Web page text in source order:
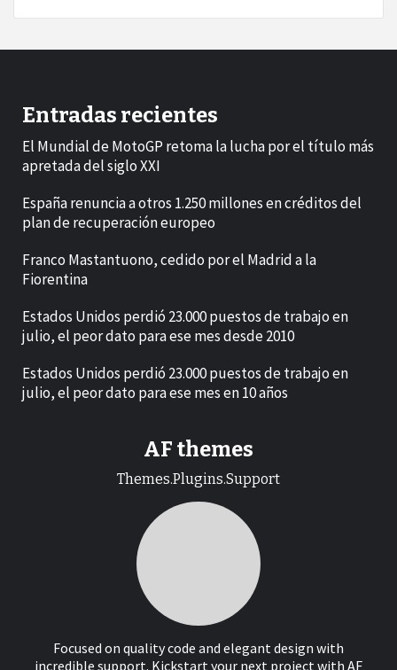
Entradas recientes
El Mundial de MotoGP retoma la lucha por el título más
apretada del siglo XXI
España renuncia a otros 1.250 millones en créditos del
plan de recuperación europeo
Franco Mastantuono, cedido por el Madrid a la
Fiorentina
Estados Unidos perdió 23.000 puestos de trabajo en
julio, el peor dato para ese mes desde 2010
Estados Unidos perdió 23.000 puestos de trabajo en
julio, el peor dato para ese mes en 10 años
AF themes
Themes.Plugins.Support
Focused on quality code and elegant design with
incredible support. Kickstart your next project with AF